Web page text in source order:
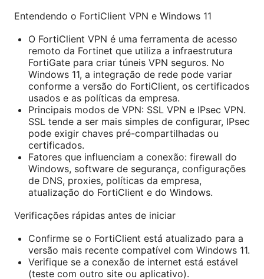
Entendendo o FortiClient VPN e Windows 11
O FortiClient VPN é uma ferramenta de acesso
remoto da Fortinet que utiliza a infraestrutura
FortiGate para criar túneis VPN seguros. No
Windows 11, a integração de rede pode variar
conforme a versão do FortiClient, os certificados
usados e as políticas da empresa.
Principais modos de VPN: SSL VPN e IPsec VPN.
SSL tende a ser mais simples de configurar, IPsec
pode exigir chaves pré-compartilhadas ou
certificados.
Fatores que influenciam a conexão: firewall do
Windows, software de segurança, configurações
de DNS, proxies, políticas da empresa,
atualização do FortiClient e do Windows.
Verificações rápidas antes de iniciar
Confirme se o FortiClient está atualizado para a
versão mais recente compatível com Windows 11.
Verifique se a conexão de internet está estável
(teste com outro site ou aplicativo).